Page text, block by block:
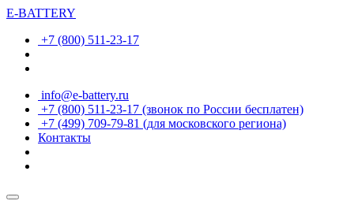
E-BATTERY
+7 (800) 511-23-17
info@e-battery.ru
+7 (800) 511-23-17 (звонок по России бесплатен)
+7 (499) 709-79-81 (для московского региона)
Контакты